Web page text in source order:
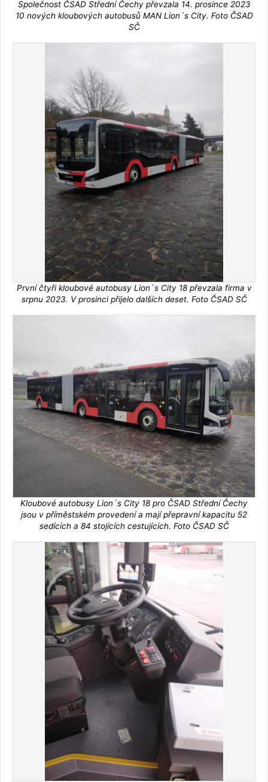
Společnost ČSAD Střední Čechy převzala 14. prosince 2023
10 nových kloubových autobusů MAN Lion´s City. Foto ČSAD
SČ
První čtyři kloubové autobusy Lion´s City 18 převzala firma v
srpnu 2023. V prosinci přijelo dalších deset. Foto ČSAD SČ
Kloubové autobusy Lion´s City 18 pro ČSAD Střední Čechy
jsou v příměstském provedení a mají přepravní kapacitu 52
sedících a 84 stojících cestujících. Foto ČSAD SČ